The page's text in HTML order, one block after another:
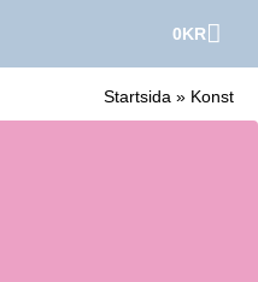
0KR
Startsida » Konst